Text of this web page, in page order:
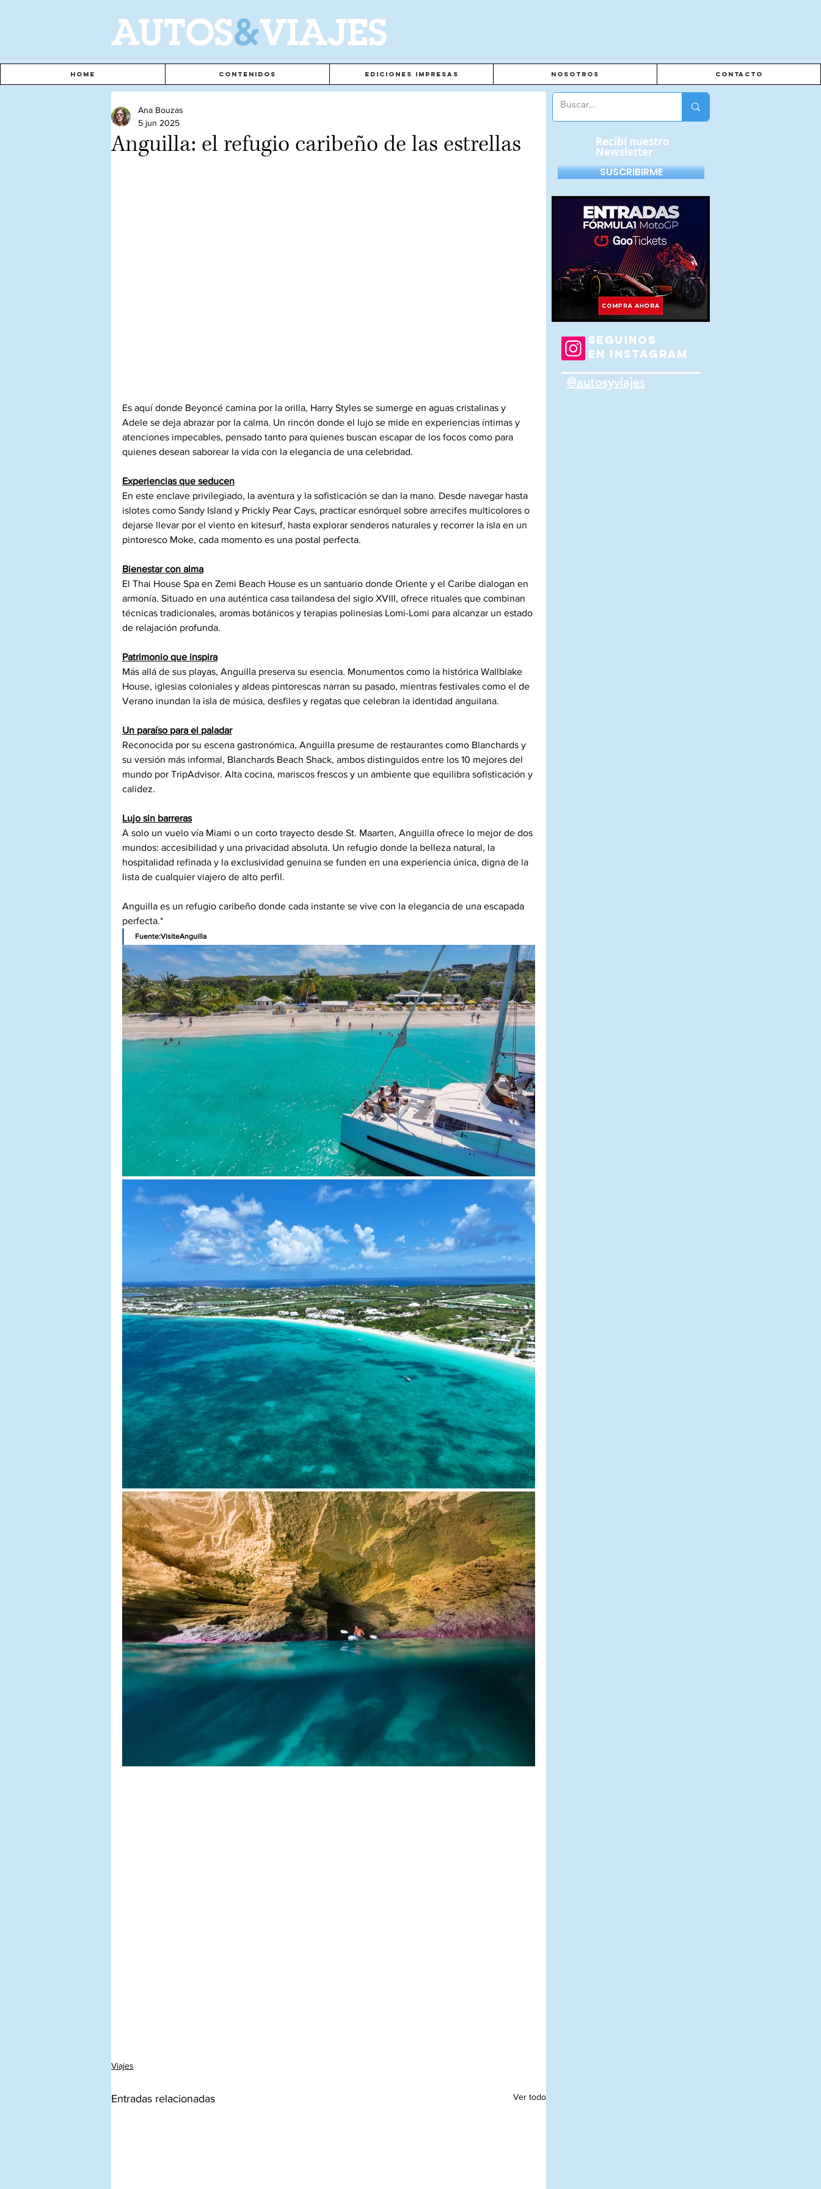
AUTOS&VIAJES
Home Contenidos Ediciones Impresas Nosotros Contacto
Anguilla: el refugio caribeño de las estrellas
Ana Bouzas
5 jun 2025
Es aquí donde Beyoncé camina por la orilla, Harry Styles se sumerge en aguas cristalinas y
Adele se deja abrazar por la calma. Un rincón donde el lujo se mide en experiencias íntimas y
atenciones impecables, pensado tanto para quienes buscan escapar de los focos como para
quienes desean saborear la vida con la elegancia de una celebridad.
Experiencias que seducen
En este enclave privilegiado, la aventura y la sofisticación se dan la mano. Desde navegar hasta
islotes como Sandy Island y Prickly Pear Cays, practicar esnórquel sobre arrecifes multicolores o
dejarse llevar por el viento en kitesurf, hasta explorar senderos naturales y recorrer la isla en un
pintoresco Moke, cada momento es una postal perfecta.
Bienestar con alma
El Thai House Spa en Zemi Beach House es un santuario donde Oriente y el Caribe dialogan en
armonía. Situado en una auténtica casa tailandesa del siglo XVIII, ofrece rituales que combinan
técnicas tradicionales, aromas botánicos y terapias polinesias Lomi-Lomi para alcanzar un estado
de relajación profunda.
Patrimonio que inspira
Más allá de sus playas, Anguilla preserva su esencia. Monumentos como la histórica Wallblake
House, iglesias coloniales y aldeas pintorescas narran su pasado, mientras festivales como el de
Verano inundan la isla de música, desfiles y regatas que celebran la identidad anguilana.
Un paraíso para el paladar
Reconocida por su escena gastronómica, Anguilla presume de restaurantes como Blanchards y
su versión más informal, Blanchards Beach Shack, ambos distinguidos entre los 10 mejores del
mundo por TripAdvisor. Alta cocina, mariscos frescos y un ambiente que equilibra sofisticación y
calidez.
Lujo sin barreras
A solo un vuelo vía Miami o un corto trayecto desde St. Maarten, Anguilla ofrece lo mejor de dos
mundos: accesibilidad y una privacidad absoluta. Un refugio donde la belleza natural, la
hospitalidad refinada y la exclusividad genuina se funden en una experiencia única, digna de la
lista de cualquier viajero de alto perfil.
Anguilla es un refugio caribeño donde cada instante se vive con la elegancia de una escapada
perfecta.*
Fuente:VisiteAnguilla
Viajes
Entradas relacionadas Ver todo
SEGUINOS
EN INSTAGRAM
@autosyviajes
Recibí nuestro
Newsletter
SUSCRIBIRME